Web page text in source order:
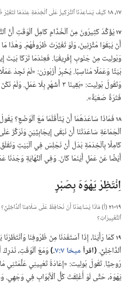
١٧،‏ ١٨
كَيْفَ يُسَاعِدُنَا ٱلتَّرْكِيزُ عَلَى ٱلْخِدْمَةِ عِنْدَمَا تَتَغَيَّرُ
١٧يُؤَكِّدُ كَثِيرُونَ مِنَ ٱلْخُدَّامِ كَامِلَ ٱلْوَقْتِ أَنَّ
أَنْ يَبْقَوْا مُتَّزِنِينَ،‏ وَلَوْ تَغَيَّرَتْ ظُرُوفُهُمْ.‏ وَهٰذَا
وَبُولِيت مِنْ جَنُوبِ إِفْرِيقْيَا.‏ فَعِنْدَمَا تَرَكَا بَيْتَ
بَيْتًا وَعَمَلًا مُنَاسِبًا.‏ يُخْبِرُ أَزْبُورْن:‏ «لَمْ نَجِدْ
وَتَقُولُ بُولِيت:‏ «بَقِينَا ٣ أَشْهُرٍ
فَتْرَةً صَعْبَةً».‏
١٨ فَمَاذَا سَاعَدَهُمَا أَنْ يَتَأَقْلَمَا مَعَ ٱلْوَضْعِ؟‏ يَقُولُ
ٱلْجَمَاعَةِ سَاعَدَتْنَا أَنْ نَبْقَى إِيجَابِيَّيْنِ وَنُرَكِّزَ
كَامِلًا بِٱلْخِدْمَةِ بَدَلَ أَنْ نَجْلِسَ فِي ٱلْبَيْتِ
أَيْضًا عَنْ عَمَلٍ أَيْنَمَا كَانَ.‏ وَفِي ٱلنِّهَايَةِ وَجَدْنَا
اِنْتَظِرْ يَهْوَهَ بِصَبْرٍ
١٩-‏٢١
‏(‏أ)‏ مَاذَا يُسَاعِدُنَا أَنْ نُحَافِظَ عَلَى سَلَامِنَا
ٱلتَّغْيِيرَاتِ؟‏
١٩كَمَا رَأَيْنَا،‏ إِذَا ٱسْتَفَدْنَا مِنْ ظُرُوفِنَا
ٱلدَّاخِلِيِّ.‏‏(‏اقرأ ميخا ٧:‏٧ ‏.‏)‏وَمَعَ ٱلْوَقْتِ،‏ نُدْرِكُ
رُوحِيًّا.‏ تَقُولُ بُولِيت:‏ «إِعَادَةُ تَعْيِينِي عَلَّمَتْنِي
يَهْوَهَ،‏ حَتَّى لَوْ أُغْلِقَتْ كُلُّ ٱلْأَبْوَابِ فِي وَجْهِي.‏